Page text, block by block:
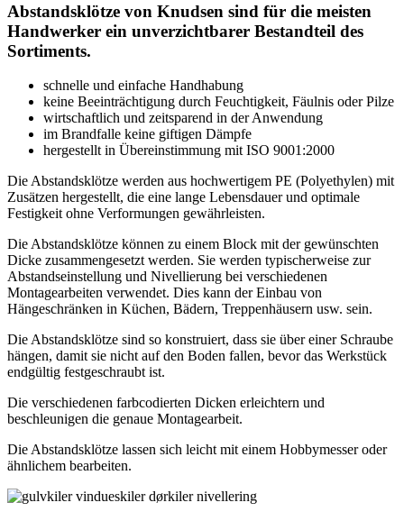
Abstandsklötze von Knudsen sind für die meisten
Handwerker ein unverzichtbarer Bestandteil des
Sortiments.
schnelle und einfache Handhabung
keine Beeinträchtigung durch Feuchtigkeit, Fäulnis oder Pilze
wirtschaftlich und zeitsparend in der Anwendung
im Brandfalle keine giftigen Dämpfe
hergestellt in Übereinstimmung mit ISO 9001:2000
Die Abstandsklötze werden aus hochwertigem PE (Polyethylen) mit
Zusätzen hergestellt, die eine lange Lebensdauer und optimale
Festigkeit ohne Verformungen gewährleisten.
Die Abstandsklötze können zu einem Block mit der gewünschten
Dicke zusammengesetzt werden. Sie werden typischerweise zur
Abstandseinstellung und Nivellierung bei verschiedenen
Montagearbeiten verwendet. Dies kann der Einbau von
Hängeschränken in Küchen, Bädern, Treppenhäusern usw. sein.
Die Abstandsklötze sind so konstruiert, dass sie über einer Schraube
hängen, damit sie nicht auf den Boden fallen, bevor das Werkstück
endgültig festgeschraubt ist.
Die verschiedenen farbcodierten Dicken erleichtern und
beschleunigen die genaue Montagearbeit.
Die Abstandsklötze lassen sich leicht mit einem Hobbymesser oder
ähnlichem bearbeiten.